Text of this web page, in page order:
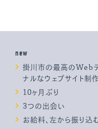
new
掛川市の最高のWeb
ナルなウェブサイト制
10ヶ月ぶり
3つの出会い
お給料、左から振り込